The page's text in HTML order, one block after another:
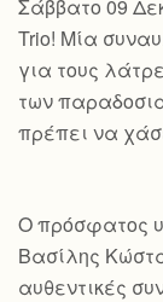
Σάββατο 09
Trio! Μία
για τους
των
πρέπει να
Ο πρόσφατος
Βασίλης
αυθεντικές